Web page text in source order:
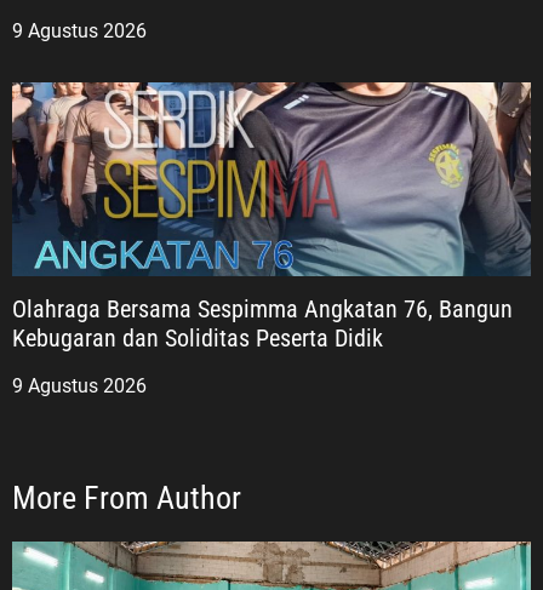
9 Agustus 2026
Olahraga Bersama Sespimma Angkatan 76, Bangun
Kebugaran dan Soliditas Peserta Didik
9 Agustus 2026
More From Author